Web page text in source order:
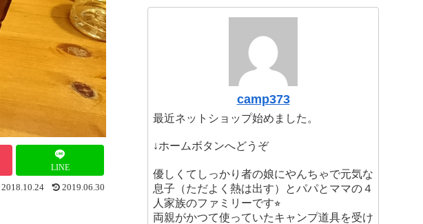
LINE
2018.10.24 2019.06.30
camp373
最近ネットショップ始めました。
↓ホームボタンへどうぞ
優しくてしっかり者の娘にやんちゃで元気な
息子（ただよく熱は出す）とパパとママの４
人家族のファミリーです⭐︎
両親がかつて使っていたキャンプ道具を受け